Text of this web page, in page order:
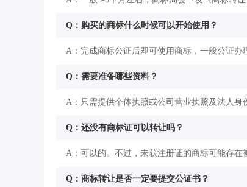
Q：购买的商标什么时候可以开始使用？
A：完成商标公证后即可使用商标，一般公证办
Q：需要准备哪些资料？
A：只需提供个体执照或公司营业执照及法人
Q：还没有商标证可以转让吗？
A：可以的。不过，未获注册证的商标可能存在
Q：商标转让是否一定要提交公证书？